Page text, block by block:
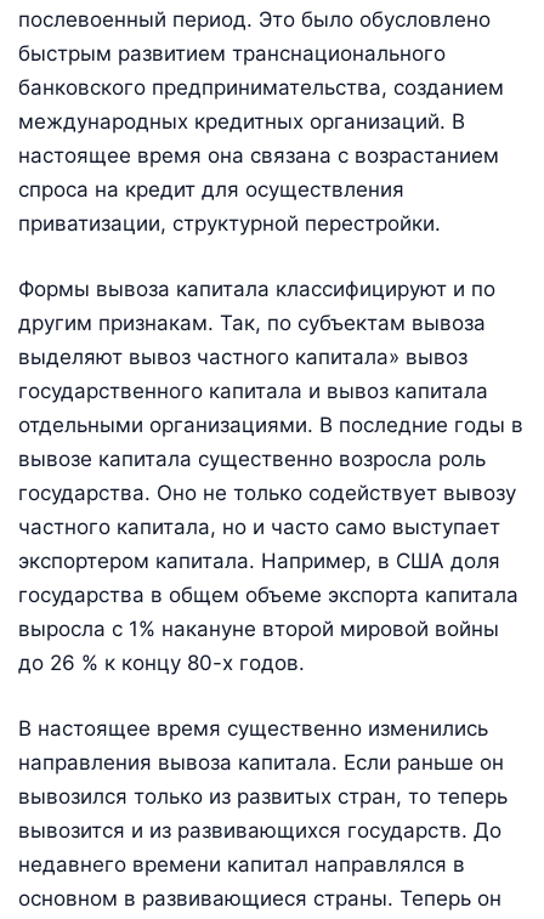
послевоенный период. Это было обусловлено
быстрым развитием транснационального
банковского предпринимательства, созданием
международных кредитных организаций. В
настоящее время она связана с возрастанием
спроса на кредит для осуществления
приватизации, структурной перестройки.
Формы вывоза капитала классифицируют и по
другим признакам. Так, по субъектам вывоза
выделяют вывоз частного капитала» вывоз
государственного капитала и вывоз капитала
отдельными организациями. В последние годы в
вывозе капитала существенно возросла роль
государства. Оно не только содействует вывозу
частного капитала, но и часто само выступает
экспортером капитала. Например, в США доля
государства в общем объеме экспорта капитала
выросла с 1% накануне второй мировой войны
до 26 % к концу 80-х годов.
В настоящее время существенно изменились
направления вывоза капитала. Если раньше он
вывозился только из развитых стран, то теперь
вывозится и из развивающихся государств. До
недавнего времени капитал направлялся в
основном в развивающиеся страны. Теперь он